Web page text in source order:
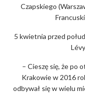
Czapskiego
5 kwietnia przed
– Cieszę się, że po
Krakowie w 2016
odbywał się w wielu